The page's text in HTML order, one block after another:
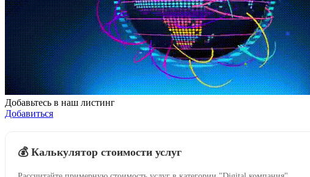
Добавьтесь в наш листинг
Добавиться
💰 Калькулятор стоимости услуг